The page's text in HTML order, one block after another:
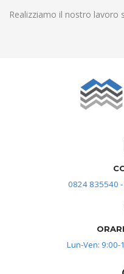
Realizziamo il nostro lavoro
0824 835540
Lun-Ven: 9:00-